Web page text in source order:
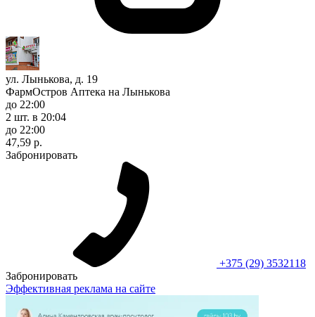
ул. Лынькова, д. 19
ФармОстров Аптека на Лынькова
до 22:00
2 шт. в 20:04
до 22:00
47,59 р.
Забронировать
+375 (29) 3532118
Забронировать
Эффективная реклама на сайте